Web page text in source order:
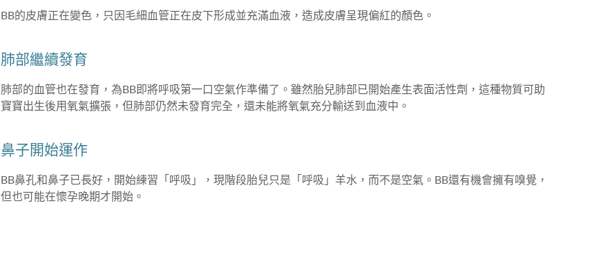
BB的皮膚正在變色，只因毛細血管正在皮下形成並充滿血液，造成皮膚呈現偏紅的顏色。
肺部繼續發育
肺部的血管也在發育，為BB即將呼吸第一口空氣作準備了。雖然胎兒肺部已開始產生表面活性劑，這種物質可助
寶寶出生後用氧氣擴張，但肺部仍然未發育完全，還未能將氧氣充分輸送到血液中。
鼻子開始運作
BB鼻孔和鼻子已長好，開始練習「呼吸」，現階段胎兒只是「呼吸」羊水，而不是空氣。BB還有機會擁有嗅覺，
但也可能在懷孕晚期才開始。